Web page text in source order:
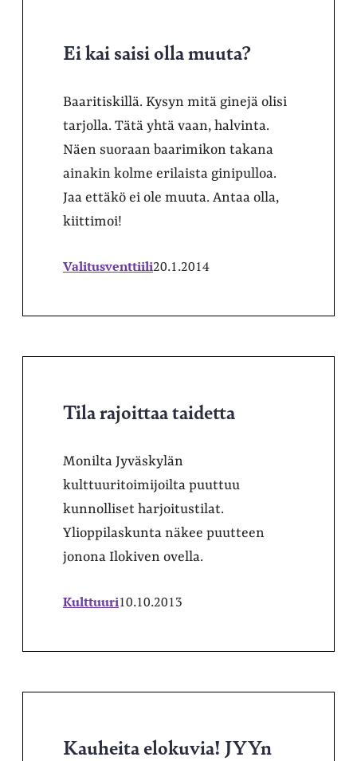
Ei kai saisi olla muuta?
Baaritiskillä. Kysyn mitä ginejä olisi
tarjolla. Tätä yhtä vaan, halvinta.
Näen suoraan baarimikon takana
ainakin kolme erilaista ginipulloa.
Jaa ettäkö ei ole muuta. Antaa olla,
kiittimoi!
Valitusventtiili20.1.2014
Tila rajoittaa taidetta
Monilta Jyväskylän
kulttuuritoimijoilta puuttuu
kunnolliset harjoitustilat.
Ylioppilaskunta näkee puutteen
jonona Ilokiven ovella.
Kulttuuri10.10.2013
Kauheita elokuvia! JYYn